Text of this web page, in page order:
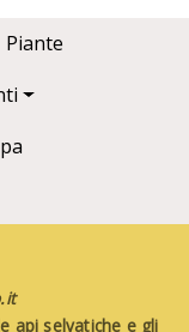
Piante
api selvatiche e gli